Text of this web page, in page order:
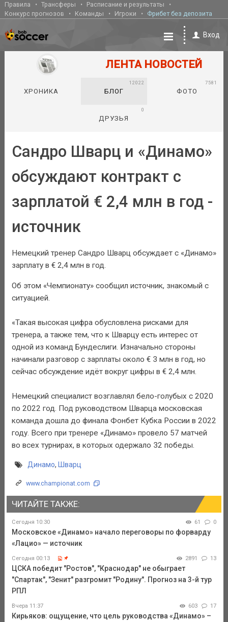
Правила Трансферы
Расписание и результаты
Конкурс прогнозов
Команды Игроки Фрибет без депозита
Вход
ЛЕНТА НОВОСТЕЙ
ХРОНИКА БЛОГ
12022
ФОТО
7581
ДРУЗЬЯ
0
Сандро Шварц и «Динамо»
обсуждают контракт с
зарплатой € 2,4 млн в год -
источник
Немецкий тренер Сандро Шварц обсуждает с «Динамо»
зарплату в € 2,4 млн в год.
Об этом «Чемпионату» сообщил источник, знакомый с
ситуацией.
«Такая высокая цифра обусловлена рисками для
тренера, а также тем, что к Шварцу есть интерес от
одной из команд Бундеслиги. Изначально стороны
начинали разговор с зарплаты около € 3 млн в год, но
сейчас обсуждение идёт вокруг цифры в € 2,4 млн.
Немецкий специалист возглавлял бело-голубых с 2020
по 2022 год. Под руководством Шварца московская
команда дошла до финала Фонбет Кубка России в 2022
году. Всего при тренере «Динамо» провело 57 матчей
во всех турнирах, в которых одержало 32 победы.
Динамо, Шварц
www.championat.com
ЧИТАЙТЕ ТАКЖЕ:
Сегодня 10:30 61 0
Московское «Динамо» начало переговоры по форварду
«Лацио» — источник
Сегодня 00:13 2891 13
ЦСКА победит "Ростов", "Краснодар" не обыграет
"Спартак", "Зенит" разгромит "Родину". Прогноз на 3-й тур
РПЛ
Вчера 11:37 603 17
Кирьяков: ощущение, что цель руководства «Динамо» –